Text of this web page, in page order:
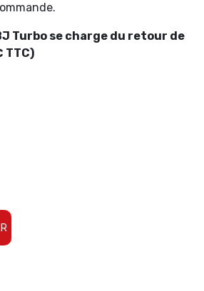
Turbo se charge du retour de
TTC)